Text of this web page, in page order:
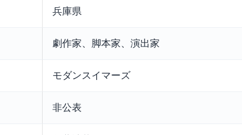
兵庫県
劇作家、脚本家、演出家
モダンスイマーズ
非公表